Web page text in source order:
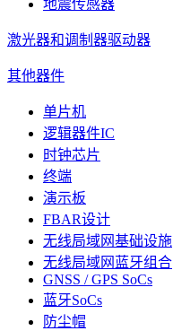
地震传感器
激光器和调制器驱动器
其他器件
单片机
逻辑器件IC
时钟芯片
终端
演示板
FBAR设计
无线局域网基础设施
无线局域网蓝牙组合
GNSS / GPS SoCs
蓝牙SoCs
防尘帽